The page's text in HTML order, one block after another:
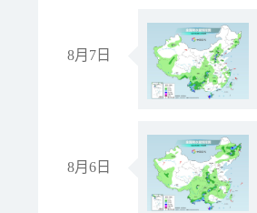
8月7日
8月6日